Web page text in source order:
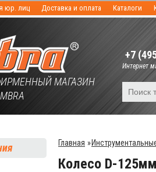
юр. лиц Доставка и оплата Каталоги
МАГАЗИН
+7
Интернет
Главная »
Колесо D-